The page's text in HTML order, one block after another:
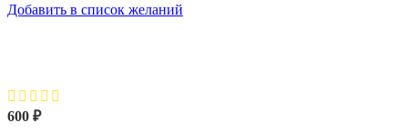
Добавить в список желаний
600 ₽